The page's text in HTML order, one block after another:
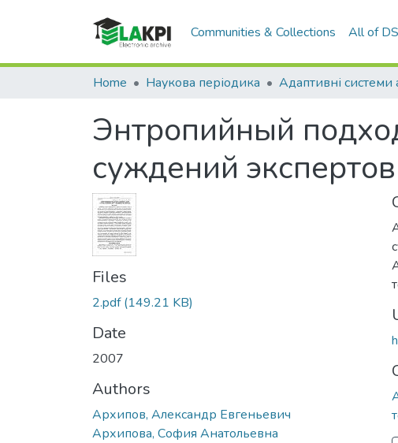
Communities & Collections All of
Home Наукова періодика
Энтропийный
суждений экспертов
Files
2.pdf(149.21 KB)
Date
2007
Authors
Архипов, Александр Евгеньевич
Архипова, София Анатольевна